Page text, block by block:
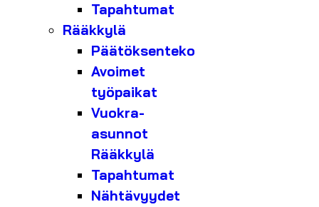
Tapahtumat
Rääkkylä
Päätöksenteko
Avoimet
työpaikat
Vuokra-
asunnot
Rääkkylä
Tapahtumat
Nähtävyydet